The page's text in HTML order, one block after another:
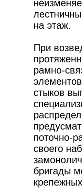
на этаж.
При
рамно-
стыков
поточно-
своего
бригады